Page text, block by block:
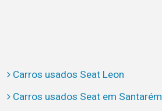
Carros usados Seat Leon
Carros usados Seat em Santarém